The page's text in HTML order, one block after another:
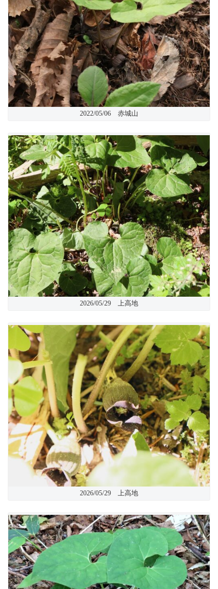
2022/05/06 赤城山
2026/05/29 上高地
2026/05/29 上高地